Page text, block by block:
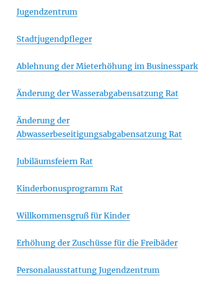
Jugendzentrum
Stadtjugendpfleger
Ablehnung der Mieterhöhung im Businesspark
Änderung der Wasserabgabensatzung Rat
Änderung der
Abwasserbeseitigungsabgabensatzung Rat
Jubiläumsfeiern Rat
Kinderbonusprogramm Rat
Willkommensgruß für Kinder
Erhöhung der Zuschüsse für die Freibäder
Personalausstattung Jugendzentrum